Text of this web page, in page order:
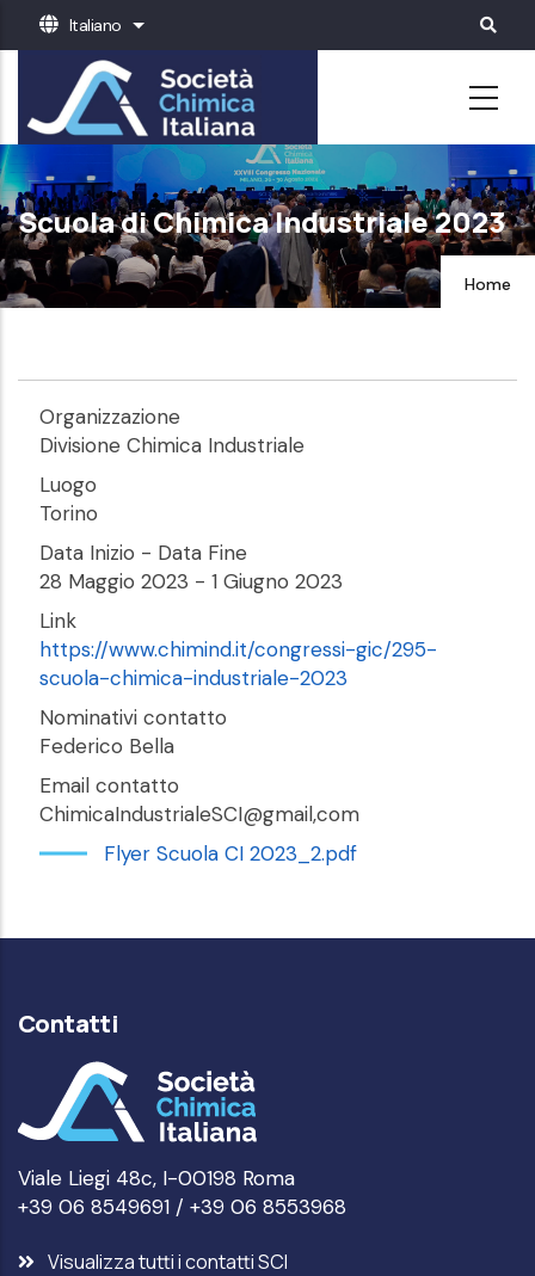
Salta
contenuto
principale
Italiano Mostra ulteriori azioni
Scuola di Chimica Industriale 2023
Home
Organizzazione
Divisione Chimica Industriale
Luogo
Torino
Data Inizio - Data Fine
28 Maggio 2023 - 1 Giugno 2023
Link
https://www.chimind.it/congressi-gic/295-
scuola-chimica-industriale-2023
Nominativi contatto
Federico Bella
Email contatto
ChimicaIndustrialeSCI@gmail,com
Flyer Scuola CI 2023_2.pdf
Contatti
Viale Liegi 48c, I-00198 Roma
+39 06 8549691 / +39 06 8553968
Visualizza tutti i contatti SCI